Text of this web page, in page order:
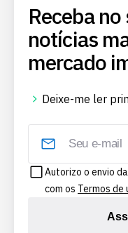
Receba
notícias
mercado
Deixe-me ler
Autorizo o envio
com os Termos de